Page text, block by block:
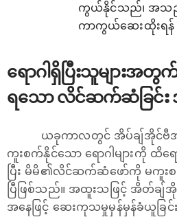
ကွယ်နိုင်သည်၊ အသည်
ကာကွယ်ဆေးထိုးရ
ရောဂါရှိပြီးသူများအ
ရသော လိင်ဆက်ဆံခြင်
ယခုကာလတွင် အိပ်ချ်အိုင်ဗီ
ကူးစက်နိုင်သော ရောဂါများကို ထိ
ပြီး မိမိ၏လိင်ဆက်ဆံဖော်ကို မကူးစ
ပြီဖြစ်သည်။ အထူးသဖြင့် အိတ်ချ်အိုင်
အနေဖြင့် ဆေးကုသမှုမှန်မှန်ခံယူခြင်